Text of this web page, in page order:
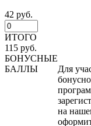
42 руб.
ИТОГО
115 руб.
БОНУСНЫЕ
БАЛЛЫ
Для
на